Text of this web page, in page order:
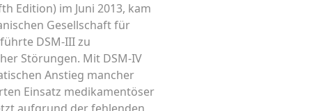
Edition) im Juni 2013, kam
Gesellschaft für
DSM-III zu
Störungen. Mit DSM-IV
Anstieg mancher
Einsatz medikamentöser